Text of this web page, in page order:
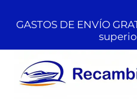
GASTOS DE ENVÍO